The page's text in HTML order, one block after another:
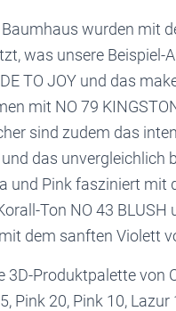
wurden mit
was unsere Beispiel-
TO JOY und das
mit NO 79
sind zudem das
und das unvergleichlich
und Pink fasziniert mit
Ton NO 43
dem sanften Violett
3D-Produktpalette von
Pink 20, Pink 10,